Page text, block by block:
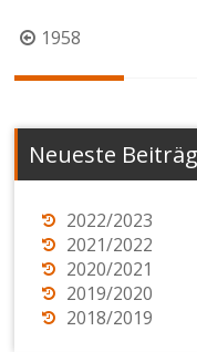
Beitragsnavigation
1958
Neueste
2022/2023
2021/2022
2020/2021
2019/2020
2018/2019